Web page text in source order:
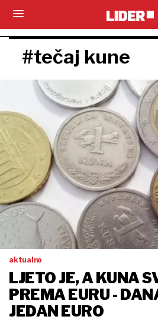
#tečaj kune
aktualno
LJETO JE, A KUNA
PREMA EURU -
JEDAN EURO